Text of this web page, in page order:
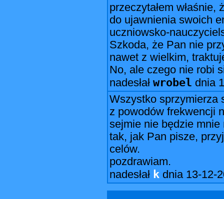
przeczytałem
do ujawnienia swoich
uczniowsko-
Szkoda, że Pan nie
nawet z wielkim,
No, ale czego nie robi
nadesłał wrobel dnia
Wszystko sprzymierza
z powodów frekwencji
sejmie nie będzie
tak, jak Pan pisze,
celów.
pozdrawiam.
nadesłał k dnia 13-12-